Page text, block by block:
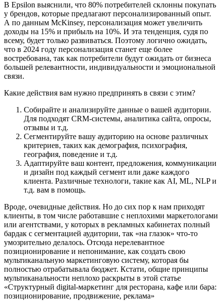
В Epsilon выяснили, что 80% потребителей склонны покупать
у брендов, которые предлагают персонализированный опыт.
А по данным McKinsey, персонализация может увеличить
доходы на 15% и прибыль на 10%. И эта тенденция, судя по
всему, будет только развиваться. Поэтому логично ожидать,
что в 2024 году персонализация станет еще более
востребована, так как потребители будут ожидать от бизнеса
большей релевантности, индивидуальности и эмоциональной
связи.
Какие действия вам нужно предпринять в связи с этим?
Собирайте и анализируйте данные о вашей аудитории.
Для подходят CRM-системы, аналитика сайта, опросы,
отзывы и т.д.
Сегментируйте вашу аудиторию на основе различных
критериев, таких как демография, психография,
география, поведение и т.д.
Адаптируйте ваш контент, предложения, коммуникации
и дизайн под каждый сегмент или даже каждого
клиента. Различные технологи, такие как AI, ML, NLP и
т.д. вам в помощь.
Вроде, очевидные действия. Но до сих пор к нам приходят
клиенты, в том числе работавшие с неплохими маркетологами
или агентствами, у которых в рекламных кабинетах полный
бардак с сегментацией аудитории, так «на глазок» что-то
умозрительно делалось. Отсюда нерелевантное
позиционирование и непонимание, как создать свою
мультиканальную маркетинговую систему, которая бы
полностью отрабатывала бюджет. Кстати, общие принципы
мультиканальности неплохо раскрыты в этой статье
«Структурный digital-маркетинг для ресторана, кафе или бара:
позиционирование, продвижение, реклама»